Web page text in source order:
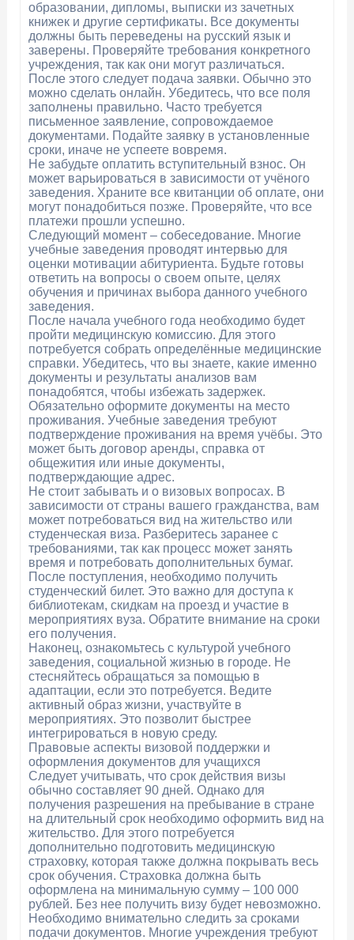
образовании, дипломы, выписки из зачетных
книжек и другие сертификаты. Все документы
должны быть переведены на русский язык и
заверены. Проверяйте требования конкретного
учреждения, так как они могут различаться.
После этого следует подача заявки. Обычно это
можно сделать онлайн. Убедитесь, что все поля
заполнены правильно. Часто требуется
письменное заявление, сопровождаемое
документами. Подайте заявку в установленные
сроки, иначе не успеете вовремя.
Не забудьте оплатить вступительный взнос. Он
может варьироваться в зависимости от учёного
заведения. Храните все квитанции об оплате, они
могут понадобиться позже. Проверяйте, что все
платежи прошли успешно.
Следующий момент – собеседование. Многие
учебные заведения проводят интервью для
оценки мотивации абитуриента. Будьте готовы
ответить на вопросы о своем опыте, целях
обучения и причинах выбора данного учебного
заведения.
После начала учебного года необходимо будет
пройти медицинскую комиссию. Для этого
потребуется собрать определённые медицинские
справки. Убедитесь, что вы знаете, какие именно
документы и результаты анализов вам
понадобятся, чтобы избежать задержек.
Обязательно оформите документы на место
проживания. Учебные заведения требуют
подтверждение проживания на время учёбы. Это
может быть договор аренды, справка от
общежития или иные документы,
подтверждающие адрес.
Не стоит забывать и о визовых вопросах. В
зависимости от страны вашего гражданства, вам
может потребоваться вид на жительство или
студенческая виза. Разберитесь заранее с
требованиями, так как процесс может занять
время и потребовать дополнительных бумаг.
После поступления, необходимо получить
студенческий билет. Это важно для доступа к
библиотекам, скидкам на проезд и участие в
мероприятиях вуза. Обратите внимание на сроки
его получения.
Наконец, ознакомьтесь с культурой учебного
заведения, социальной жизнью в городе. Не
стесняйтесь обращаться за помощью в
адаптации, если это потребуется. Ведите
активный образ жизни, участвуйте в
мероприятиях. Это позволит быстрее
интегрироваться в новую среду.
Правовые аспекты визовой поддержки и
оформления документов для учащихся
Следует учитывать, что срок действия визы
обычно составляет 90 дней. Однако для
получения разрешения на пребывание в стране
на длительный срок необходимо оформить вид на
жительство. Для этого потребуется
дополнительно подготовить медицинскую
страховку, которая также должна покрывать весь
срок обучения. Страховка должна быть
оформлена на минимальную сумму – 100 000
рублей. Без нее получить визу будет невозможно.
Необходимо внимательно следить за сроками
подачи документов. Многие учреждения требуют